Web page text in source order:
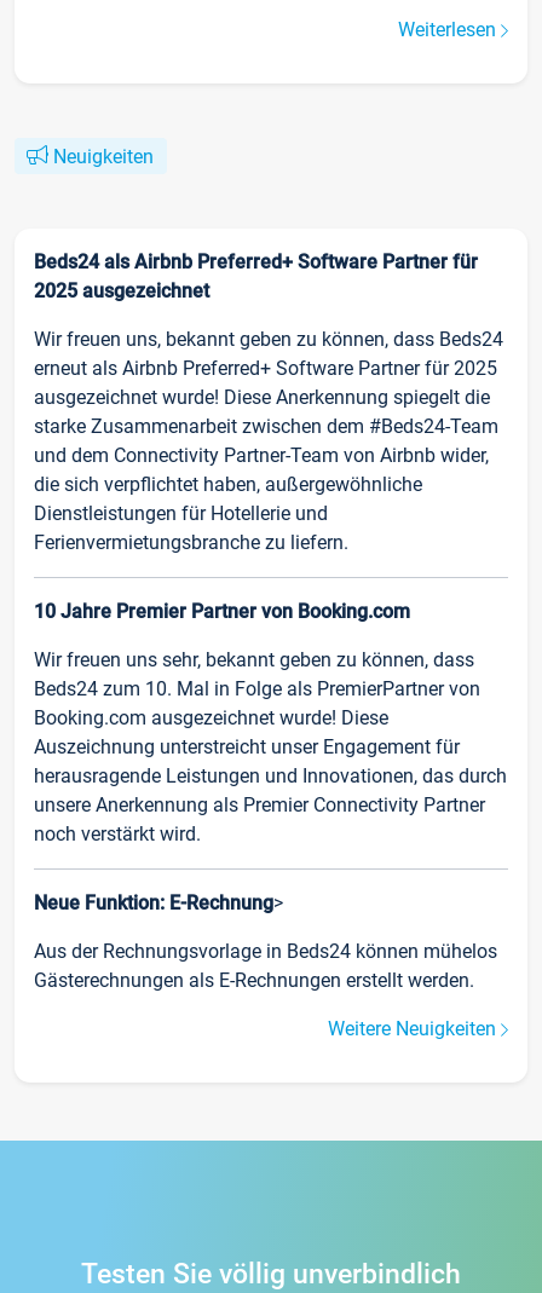
Weiterlesen
Neuigkeiten
Beds24 als Airbnb Preferred+ Software Partner für
2025 ausgezeichnet
Wir freuen uns, bekannt geben zu können, dass Beds24
erneut als Airbnb Preferred+ Software Partner für 2025
ausgezeichnet wurde! Diese Anerkennung spiegelt die
starke Zusammenarbeit zwischen dem #Beds24-Team
und dem Connectivity Partner-Team von Airbnb wider,
die sich verpflichtet haben, außergewöhnliche
Dienstleistungen für Hotellerie und
Ferienvermietungsbranche zu liefern.
10 Jahre Premier Partner von Booking.com
Wir freuen uns sehr, bekannt geben zu können, dass
Beds24 zum 10. Mal in Folge als PremierPartner von
Booking.com ausgezeichnet wurde! Diese
Auszeichnung unterstreicht unser Engagement für
herausragende Leistungen und Innovationen, das durch
unsere Anerkennung als Premier Connectivity Partner
noch verstärkt wird.
Neue Funktion: E-Rechnung>
Aus der Rechnungsvorlage in Beds24 können mühelos
Gästerechnungen als E-Rechnungen erstellt werden.
Weitere Neuigkeiten
Testen Sie völlig unverbindlich